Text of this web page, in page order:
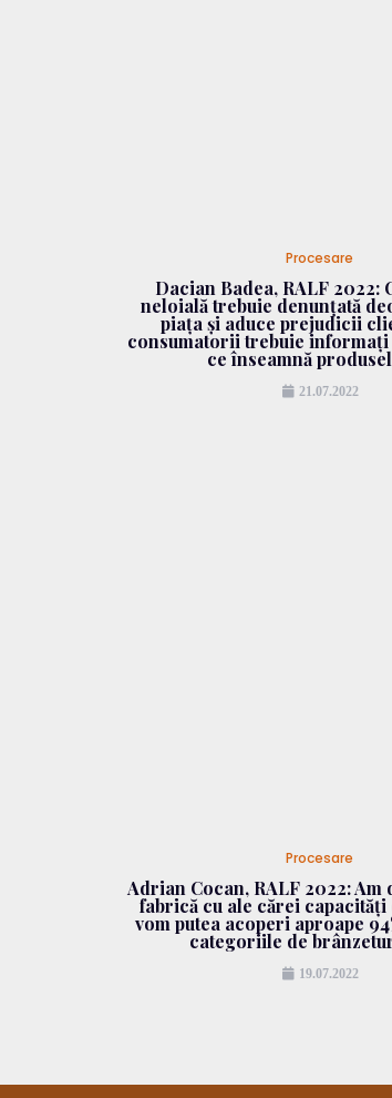
Procesare
Dacian Badea, RALF 2022:
neloială trebuie denunțată
piața și aduce prejudicii
consumatorii trebuie
ce înseamnă
21.07.2022
Procesare
Adrian Cocan, RALF 2022: Am
fabrică cu ale cărei
vom putea acoperi aproape
categoriile de
19.07.2022